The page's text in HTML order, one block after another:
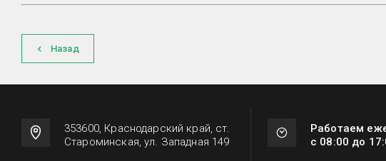
Назад
353600, Краснодарский край, ст.
Староминская, ул. Западная 149
Работаем
с 08:00 до